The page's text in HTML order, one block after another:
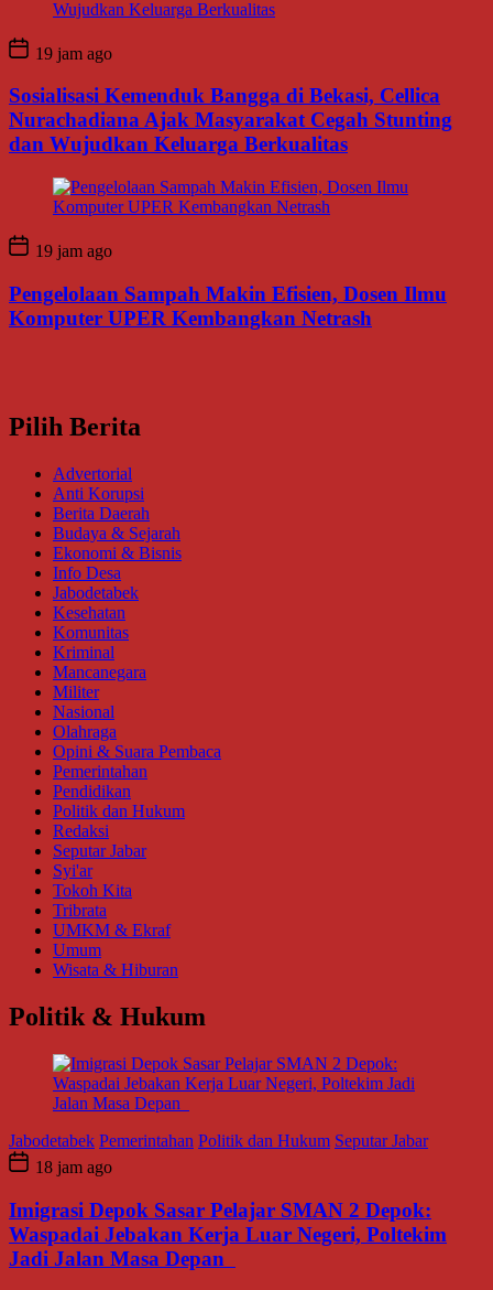
19 jam ago
Sosialisasi Kemenduk Bangga di Bekasi, Cellica
Nurachadiana Ajak Masyarakat Cegah Stunting
dan Wujudkan Keluarga Berkualitas
19 jam ago
Pengelolaan Sampah Makin Efisien, Dosen Ilmu
Komputer UPER Kembangkan Netrash
Pilih Berita
Advertorial
Anti Korupsi
Berita Daerah
Budaya & Sejarah
Ekonomi & Bisnis
Info Desa
Jabodetabek
Kesehatan
Komunitas
Kriminal
Mancanegara
Militer
Nasional
Olahraga
Opini & Suara Pembaca
Pemerintahan
Pendidikan
Politik dan Hukum
Redaksi
Seputar Jabar
Syi'ar
Tokoh Kita
Tribrata
UMKM & Ekraf
Umum
Wisata & Hiburan
Politik & Hukum
Jabodetabek Pemerintahan Politik dan Hukum Seputar Jabar
18 jam ago
Imigrasi Depok Sasar Pelajar SMAN 2 Depok:
Waspadai Jebakan Kerja Luar Negeri, Poltekim
Jadi Jalan Masa Depan